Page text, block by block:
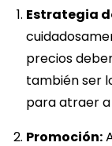
Estrategia
precios
también ser
para atraer
Promoción: